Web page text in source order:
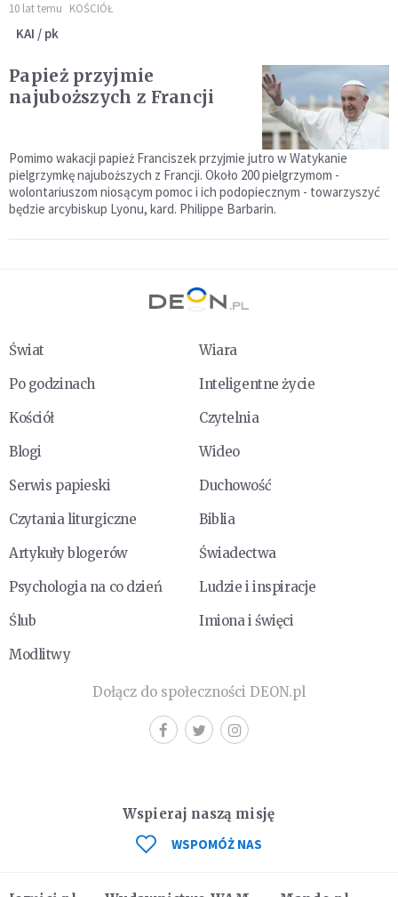
10 lat temu KOŚCIÓŁ
KAI / pk
Papież przyjmie
najuboższych z Francji
Pomimo wakacji papież Franciszek przyjmie jutro w Watykanie
pielgrzymkę najuboższych z Francji. Około 200 pielgrzymom -
wolontariuszom niosącym pomoc i ich podopiecznym - towarzyszyć
będzie arcybiskup Lyonu, kard. Philippe Barbarin.
Świat
Wiara
Po godzinach
Inteligentne życie
Kościół
Czytelnia
Blogi
Wideo
Serwis papieski
Duchowość
Czytania liturgiczne
Biblia
Artykuły blogerów
Świadectwa
Psychologia na co dzień
Ludzie i inspiracje
Ślub
Imiona i święci
Modlitwy
Dołącz do społeczności DEON.pl
Wspieraj naszą misję
WSPOMÓŻ NAS